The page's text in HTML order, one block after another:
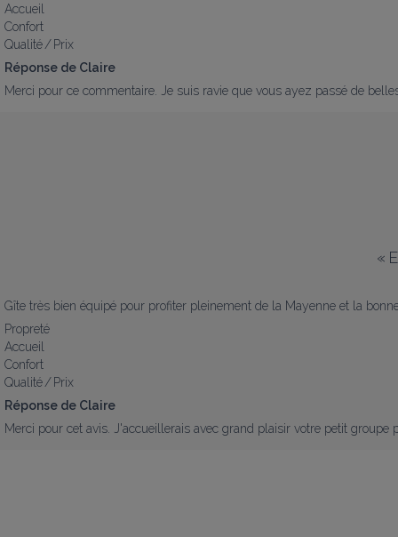
Accueil
Confort
Qualité / Prix
Réponse de Claire
Merci pour ce commentaire. Je suis ravie que vous ayez passé de
«
Gîte très bien équipé pour profiter pleinement de la Mayenne et la
Propreté
Accueil
Confort
Qualité / Prix
Réponse de Claire
Merci pour cet avis. J'accueillerais avec grand plaisir votre petit